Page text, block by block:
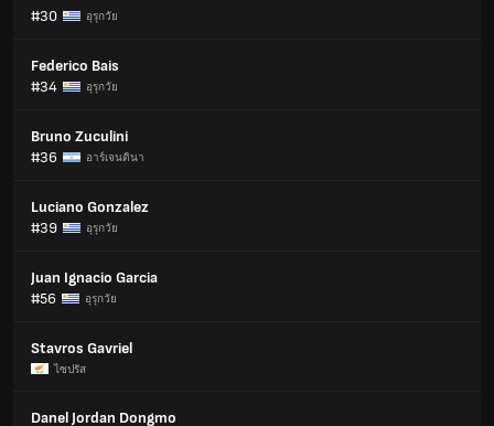
#30
อุรุกวัย
Federico Bais
#34
อุรุกวัย
Bruno Zuculini
#36
อาร์เจนตินา
Luciano Gonzalez
#39
อุรุกวัย
Juan Ignacio Garcia
#56
อุรุกวัย
Stavros Gavriel
ไซปรัส
Danel Jordan Dongmo